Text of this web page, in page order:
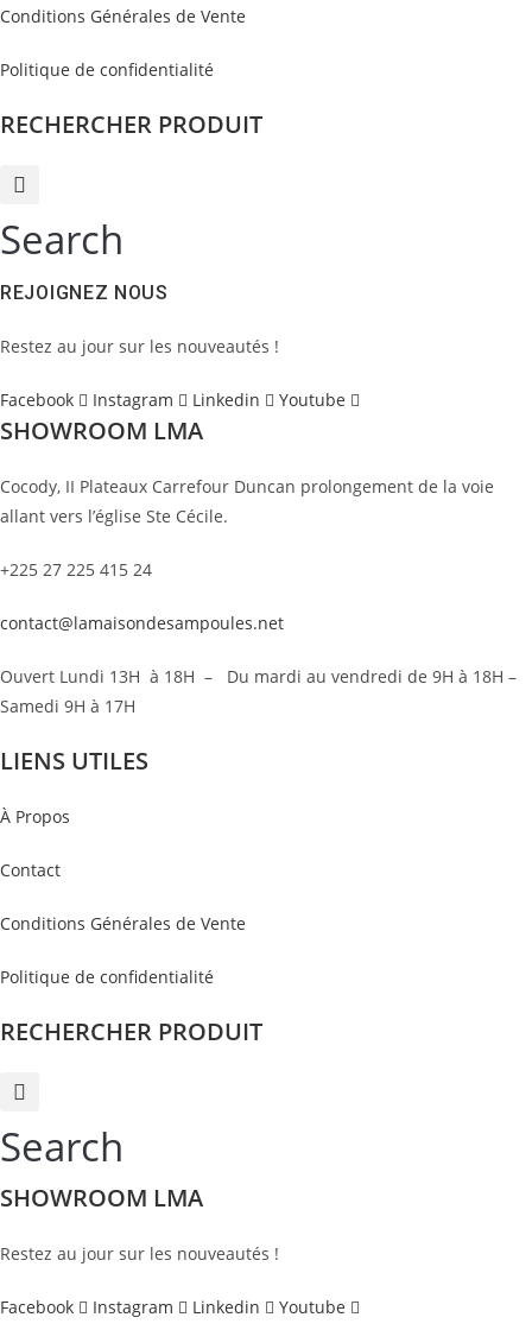
Conditions Générales de Vente
Politique de confidentialité
RECHERCHER PRODUIT
Search
REJOIGNEZ NOUS
Restez au jour sur les nouveautés !
Facebook Instagram Linkedin Youtube
SHOWROOM LMA
Cocody, II Plateaux Carrefour Duncan prolongement de la voie
allant vers l’église Ste Cécile.
+225 27 225 415 24
contact@lamaisondesampoules.net
Ouvert Lundi 13H à 18H – Du mardi au vendredi de 9H à 18H –
Samedi 9H à 17H
LIENS UTILES
À Propos
Contact
Conditions Générales de Vente
Politique de confidentialité
RECHERCHER PRODUIT
Search
SHOWROOM LMA
Restez au jour sur les nouveautés !
Facebook Instagram Linkedin
Youtube